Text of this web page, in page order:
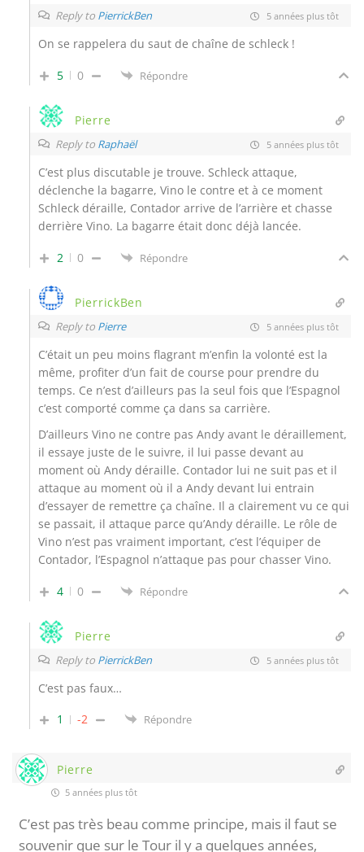
Reply to PierrickBen 5 années plus tôt
On se rappelera du saut de chaîne de schleck !
5 0 Répondre
Pierre
Reply to Raphaël 5 années plus tôt
C’est plus discutable je trouve. Schleck attaque,
déclenche la bagarre, Vino le contre et à ce moment
Schleck déraille, Contador arrive de l’arrière et chasse
derrière Vino. La bagarre était donc déjà lancée.
2 0 Répondre
PierrickBen
Reply to Pierre 5 années plus tôt
C’était un peu moins flagrant m’enfin la volonté est la
même, profiter d’un fait de course pour prendre du
temps. Ce n’est d’ailleurs pas la seul fois que l’Espagnol
c’est comporté comme ça dans sa carrière.
D’ailleurs Vino ne contre pas Andy avant le déraillement,
il essaye juste de le suivre, il lui passe devant au
moment où Andy déraille. Contador lui ne suit pas et il
attaque au moment où il a Andy devant lui entrain
d’essayer de remettre ça chaîne. Il a clairement vu ce qui
se passait, il attaque parce qu’Andy déraille. Le rôle de
Vino n’est pas vraiment important, c’est l’équiper de
Contador, l’Espagnol n’attaque pas pour chasser Vino.
4 0 Répondre
Pierre
Reply to PierrickBen 5 années plus tôt
C’est pas faux…
1
-2 Répondre
Pierre
5 années plus tôt
C’est pas très beau comme principe, mais il faut se
souvenir que sur le Tour il y a quelques années,